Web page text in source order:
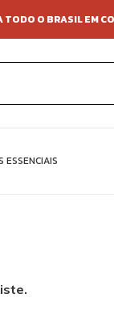
TODO O BRASIL EM
ESSENCIAIS